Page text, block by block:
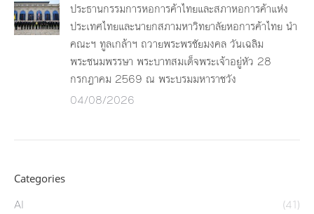
ประธานกรรมการหอการค้าไทยและสภาหอการค้าแห่ง
ประเทศไทยและนายกสภามหาวิทยาลัยหอการค้าไทย นำ
คณะฯ ทูลเกล้าฯ ถวายพระพรชัยมงคล วันเฉลิม
พระชนมพรรษา พระบาทสมเด็จพระเจ้าอยู่หัว 28
กรกฎาคม 2569 ณ พระบรมมหาราชวัง
04/08/2026
Categories
AI
(41)